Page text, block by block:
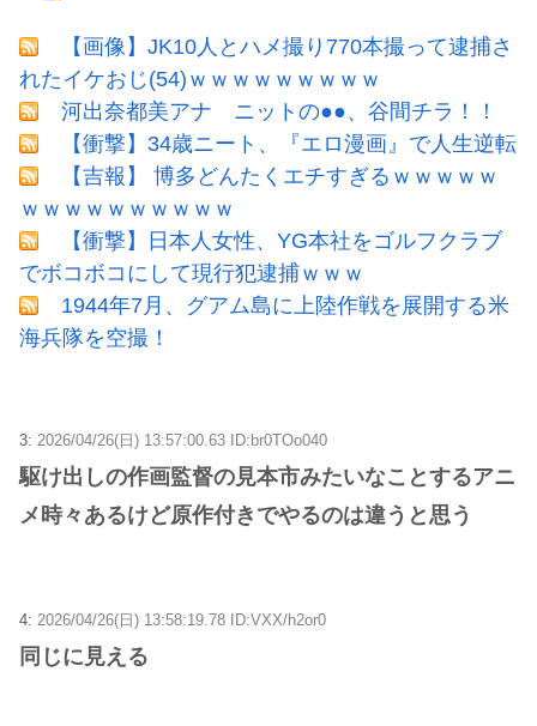
【画像】JK10人とハメ撮り770本撮って逮捕さ
れたイケおじ(54)ｗｗｗｗｗｗｗｗｗ
河出奈都美アナ ニットの●●、谷間チラ！！
【衝撃】34歳ニート、『エロ漫画』で人生逆転
【吉報】 博多どんたくエチすぎるｗｗｗｗｗ
ｗｗｗｗｗｗｗｗｗｗ
【衝撃】日本人女性、YG本社をゴルフクラブ
でボコボコにして現行犯逮捕ｗｗｗ
1944年7月、グアム島に上陸作戦を展開する米
海兵隊を空撮！
3: 2026/04/26(日) 13:57:00.63 ID:br0TOo040
駆け出しの作画監督の見本市みたいなことするアニ
メ時々あるけど原作付きでやるのは違うと思う
4: 2026/04/26(日) 13:58:19.78 ID:VXX/h2or0
同じに見える